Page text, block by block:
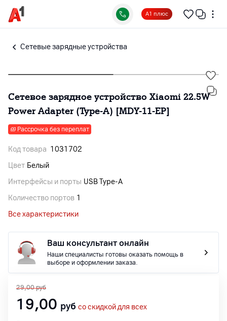
А1 плюс
Сетевые зарядные устройства
Сетевое зарядное устройство Xiaomi 22.5W
Power Adapter (Type-A) [MDY-11-EP]
Рассрочка без переплат
Код товара 1031702
Цвет Белый
Интерфейсы и порты USB Type-A
Количество портов 1
Все характеристики
Ваш консультант онлайн
Наши специалисты готовы оказать помощь в
выборе и оформлении заказа.
29,00 руб
19,00 руб со скидкой для всех